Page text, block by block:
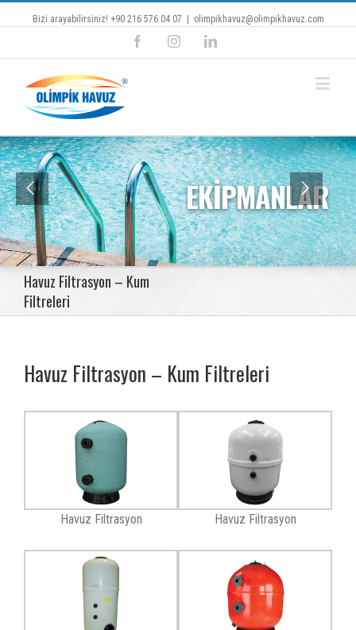
Bizi arayabilirsiniz! +90 216 576 04 07 olimpikhavuz@olimpikhavuz.com
FacebookInstagramLinkedin
EKİPMANLAR
Havuz Filtrasyon – Kum
Filtreleri
Havuz Filtrasyon – Kum Filtreleri
Havuz Filtrasyon Havuz Filtrasyon